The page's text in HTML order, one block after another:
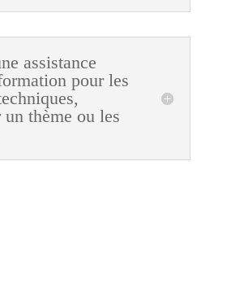
assistance
pour les
thème ou les